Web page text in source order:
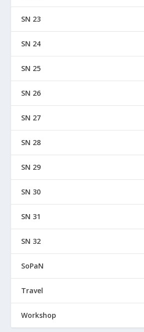
SN 23
SN 24
SN 25
SN 26
SN 27
SN 28
SN 29
SN 30
SN 31
SN 32
SoPaN
Travel
Workshop